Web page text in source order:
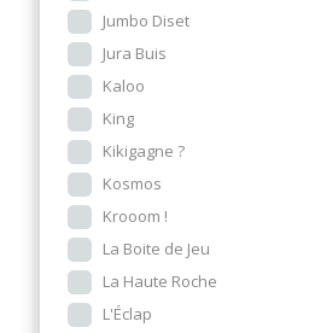
Jumbo Diset
Jura Buis
Kaloo
King
Kikigagne ?
Kosmos
Krooom !
La Boite de Jeu
La Haute Roche
L'Éclap